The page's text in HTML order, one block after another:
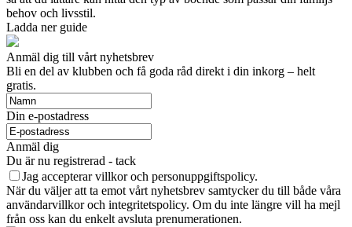
behov och livsstil.
Ladda ner guide
Anmäl dig till vårt nyhetsbrev
Bli en del av klubben och få goda råd direkt i din inkorg – helt
gratis.
Din e-postadress
Anmäl dig
Du är nu registrerad - tack
Jag accepterar villkor och personuppgiftspolicy.
När du väljer att ta emot vårt nyhetsbrev samtycker du till både våra
användarvillkor och integritetspolicy. Om du inte längre vill ha mejl
från oss kan du enkelt avsluta prenumerationen.